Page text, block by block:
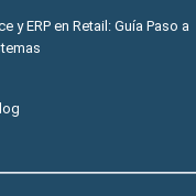
y ERP en Retail: Guía Paso a